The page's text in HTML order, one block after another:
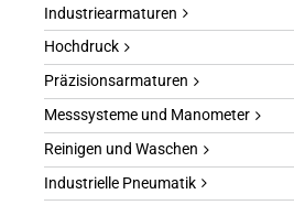
Industriearmaturen
Hochdruck
Präzisionsarmaturen
Messsysteme und Manometer
Reinigen und Waschen
Industrielle Pneumatik